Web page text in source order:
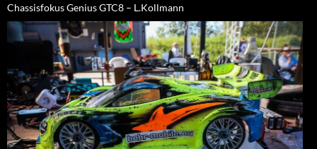
Chassisfokus Genius GTC8 – L.Kollmann